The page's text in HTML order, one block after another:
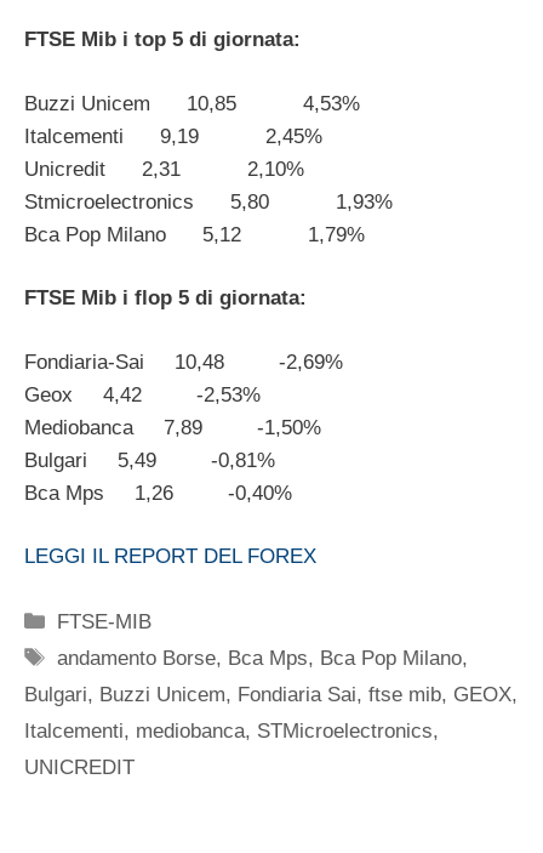
FTSE Mib i top 5 di giornata:
Buzzi Unicem 10,85 4,53%
Italcementi 9,19 2,45%
Unicredit 2,31 2,10%
Stmicroelectronics 5,80 1,93%
Bca Pop Milano 5,12 1,79%
FTSE Mib i flop 5 di giornata:
Fondiaria-Sai 10,48 -2,69%
Geox 4,42 -2,53%
Mediobanca 7,89 -1,50%
Bulgari 5,49 -0,81%
Bca Mps 1,26 -0,40%
LEGGI IL REPORT DEL FOREX
Categorie
FTSE-MIB
Tag
andamento Borse, Bca Mps, Bca Pop Milano,
Bulgari, Buzzi Unicem, Fondiaria Sai, ftse mib, GEOX,
Italcementi, mediobanca, STMicroelectronics,
UNICREDIT